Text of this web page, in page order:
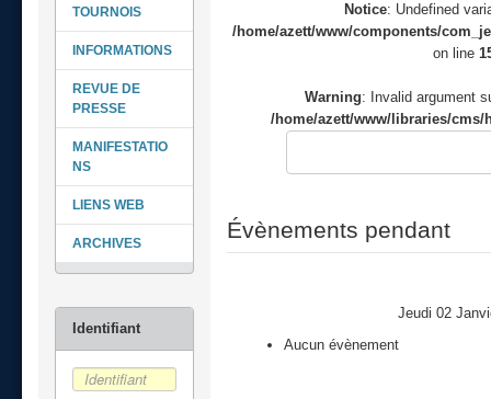
TOURNOIS
INFORMATIONS
REVUE DE
PRESSE
MANIFESTATIO
NS
LIENS WEB
ARCHIVES
Notice: Undefined
/home/azett/www/components/
on line
Warning: Invalid argument
/home/azett/www/libraries/cms/
Évènements pendant
Jeudi 02
Aucun évènement